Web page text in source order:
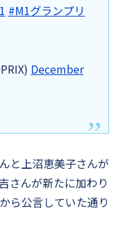
#M1グランプリ
December
と上沼恵美子さんが
さんが新たに加わり
ら公言していた通り